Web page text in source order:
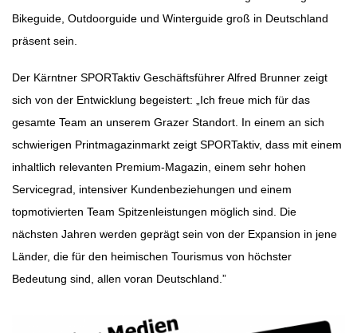
Bikeguide, Outdoorguide und Winterguide groß in Deutschland
präsent sein.
Der Kärntner SPORTaktiv Geschäftsführer Alfred Brunner zeigt
sich von der Entwicklung begeistert: „Ich freue mich für das
gesamte Team an unserem Grazer Standort. In einem an sich
schwierigen Printmagazinmarkt zeigt SPORTaktiv, dass mit einem
inhaltlich relevanten Premium-Magazin, einem sehr hohen
Servicegrad, intensiver Kundenbeziehungen und einem
topmotivierten Team Spitzenleistungen möglich sind. Die
nächsten Jahren werden geprägt sein von der Expansion in jene
Länder, die für den heimischen Tourismus von höchster
Bedeutung sind, allen voran Deutschland.”